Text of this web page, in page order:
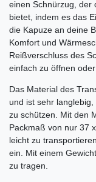
einen Schnürzug, der
bietet, indem es das
die Kapuze an deine
Komfort und
Reißverschluss des
einfach zu öffnen
Das Material des
und ist sehr
zu schützen. Mit den
Packmaß von nur 37
leicht zu
ein. Mit einem
zu tragen.